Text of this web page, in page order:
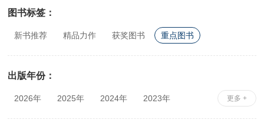
图书标签：
新书推荐 精品力作 获奖图书 重点图书
出版年份：
更多 +
2026年 2025年 2024年
2023年